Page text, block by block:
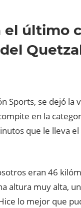
el último
Sports, se dejó la
en la
que le lleva
eran 46
altura muy alta,
lo mejor que